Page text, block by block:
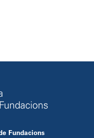
Fundacions